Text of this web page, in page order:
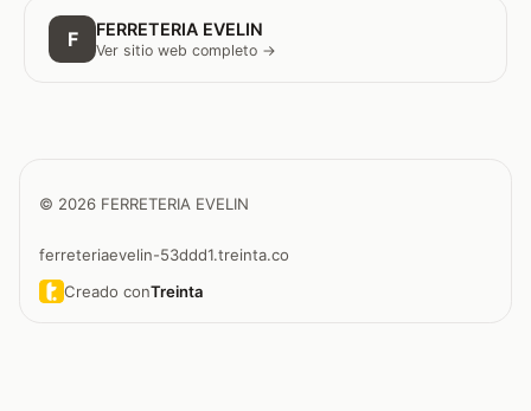
F FERRETERIA EVELIN
Ver sitio web completo →
© 2026 FERRETERIA EVELIN
ferreteriaevelin-53ddd1.treinta.co
Creado conTreinta